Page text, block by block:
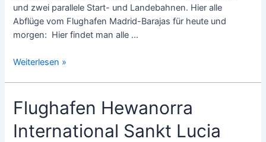
und zwei parallele Start- und Landebahnen. Hier alle
Abflüge vom Flughafen Madrid-Barajas für heute und
morgen: Hier findet man alle …
Flughafen
Abflug
/
Abflüge
Weiterlesen »
Flughafen Hewanorra
International Sankt Lucia